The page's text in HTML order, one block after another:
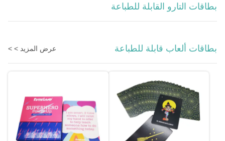
بطاقات التارو القابلة للطباعة
بطاقات ألعاب قابلة للطباعة عرض المزيد > >